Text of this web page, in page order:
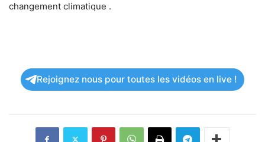
changement climatique .
Rejoignez nous pour toutes les vidéos en live !